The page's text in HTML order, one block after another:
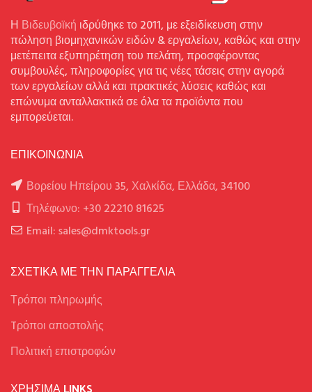
Η Βιδευβοϊκή ιδρύθηκε το 2011, με εξειδίκευση στην
πώληση βιομηχανικών ειδών & εργαλείων, καθώς και στην
μετέπειτα εξυπηρέτηση του πελάτη, προσφέροντας
συμβουλές, πληροφορίες για τις νέες τάσεις στην αγορά
των εργαλείων αλλά και πρακτικές λύσεις καθώς και
επώνυμα ανταλλακτικά σε όλα τα προϊόντα που
εμπορεύεται.
ΕΠΙΚΟΙΝΩΝΙΑ
Βορείου Ηπείρου 35, Χαλκίδα, Ελλάδα, 34100
Τηλέφωνο: +30 22210 81625
Email: sales@dmktools.gr
ΣΧΕΤΙΚΑ ΜΕ ΤΗΝ ΠΑΡΑΓΓΕΛΙΑ
Τρόποι πληρωμής
Tρόποι αποστολής
Πολιτική επιστροφών